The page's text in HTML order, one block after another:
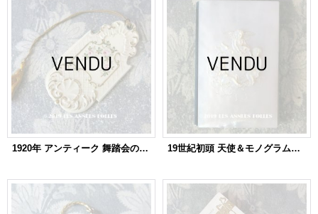
1920年 アンティーク 舞踏会の手帳 薔薇＆ロカイユ装飾 CARNET DE BAL カルネ・ド・バル (6) 19世紀初頭 天使＆モノグラムのメダイヨン 舞踏会の手帳 ペンシル付 マザーオブパール製 CARNET DE BAL カルネ・ド・バル (83)